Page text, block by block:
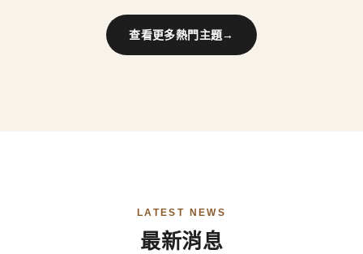
查看更多熱門主題→
LATEST NEWS
最新消息